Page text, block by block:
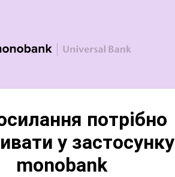
потрібно
у застосунку
monobank